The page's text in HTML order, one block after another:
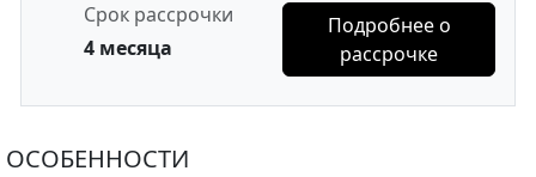
Срок рассрочки
4 месяца
Подробнее о
рассрочке
ОСОБЕННОСТИ